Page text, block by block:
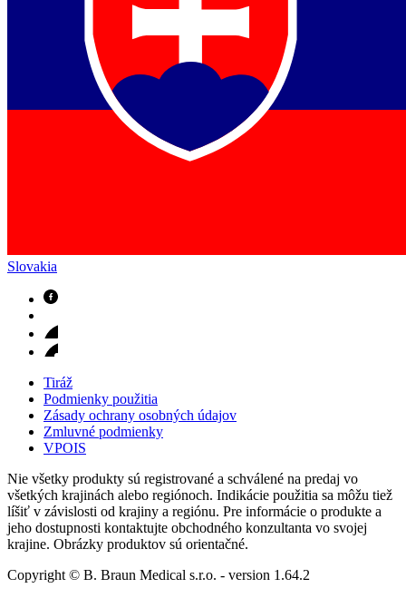
Slovakia
Tiráž
Podmienky použitia
Zásady ochrany osobných údajov
Zmluvné podmienky
VPOIS
Nie všetky produkty sú registrované a schválené na predaj vo
všetkých krajinách alebo regiónoch. Indikácie použitia sa môžu tiež
líšiť v závislosti od krajiny a regiónu. Pre informácie o produkte a
jeho dostupnosti kontaktujte obchodného konzultanta vo svojej
krajine. Obrázky produktov sú orientačné.
Copyright © B. Braun Medical s.r.o. - version 1.64.2